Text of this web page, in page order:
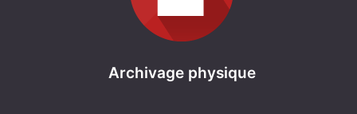
Archivage physique